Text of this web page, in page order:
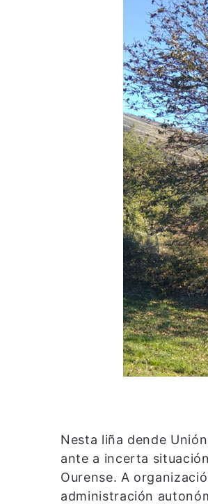
Nesta liña dende
ante a incerta
Ourense. A
administración